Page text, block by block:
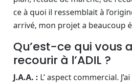
ce à quoi il ressemblait à
arrivé, mon projet a beaucoup
Qu’est-ce qui vous
recourir à l’ADIL ?
J.A.A. : L’ aspect commercial.